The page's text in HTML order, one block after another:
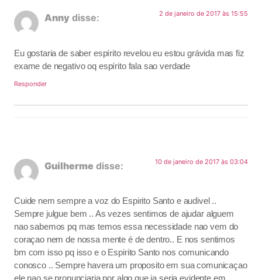
Anny disse: 2 de janeiro de 2017 às 15:55
Eu gostaria de saber espírito revelou eu estou grávida mas fiz
exame de negativo oq espírito fala sao verdade
Responder
Guilherme disse: 10 de janeiro de 2017 às 03:04
Cuide nem sempre a voz do Espirito Santo e audivel ..
Sempre julgue bem .. As vezes sentimos de ajudar alguem
nao sabemos pq mas temos essa necessidade nao vem do
coraçao nem de nossa mente é de dentro.. E nos sentimos
bm com isso pq isso e o Espirito Santo nos comunicando
conosco .. Sempre havera um proposito em sua comunicaçao